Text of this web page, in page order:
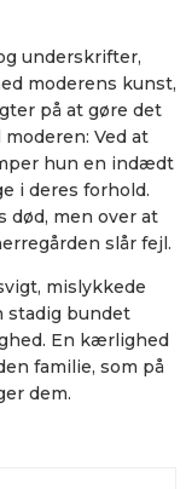
underskrifter,
moderens kunst,
på at gøre det
Ved at
hun en indædt
i deres forhold.
død, men over at
slår fejl.
mislykkede
stadig bundet
En kærlighed
familie, som på
dem.